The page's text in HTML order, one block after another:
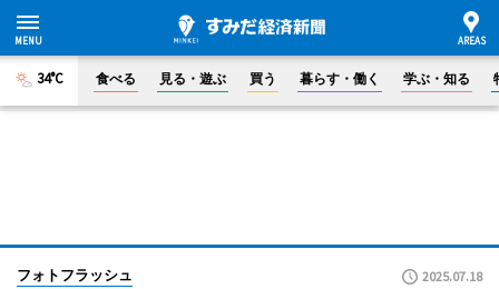
34°C 食べる 見る・遊ぶ 買う 暮らす・働く 学ぶ・知る
フォトフラッシュ 2025.07.18